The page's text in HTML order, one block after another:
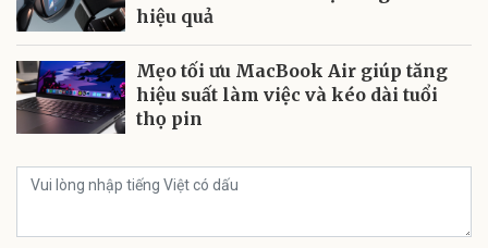
hiệu quả
Mẹo tối ưu MacBook Air giúp tăng
hiệu suất làm việc và kéo dài tuổi
thọ pin